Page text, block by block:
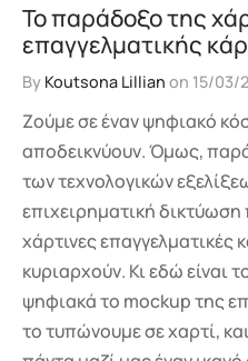
Το παράδοξο της
επαγγελματικής
By Koutsona Lillian on 15/03/
Ζούμε σε έναν ψηφιακό
αποδεικνύουν. Όμως,
των τεχνολογικών
επιχειρηματική
χάρτινες επαγγελματικές
κυριαρχούν. Κι εδώ είναι
ψηφιακά το mockup της
το τυπώνουμε σε χαρτί,